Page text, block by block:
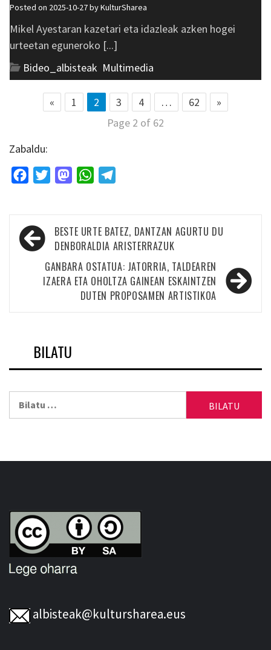
Posted on 2025-10-27 byKulturSharea
Mikel Ayestaran kazetari eta idazleak azken hogei
urteetan eguneroko [...]
Bideo_albisteak Multimedia
« 1 2 3 4 … 62
»
Page 2 of 62
Zabaldu:
FacebookTwitterMastodonWhatsApp
Bidalketetan
zehar
nabigatu
BESTE URTE BATEZ, DANTZAN AGURTU DU
DENBORALDIA ARISTERRAZUK
GANBARA OSTATUA: JATORRIA, TALDEAREN
IZAERA ETA OHOLTZA GAINEAN ESKAINTZEN
DUTEN PROPOSAMEN ARTISTIKOA
BILATU
albisteak@kultursharea.eus